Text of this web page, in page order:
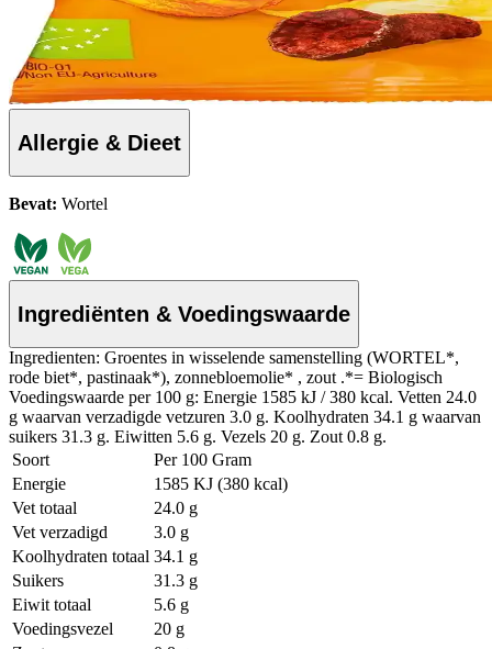
Allergie & Dieet
Bevat: Wortel
Ingrediënten & Voedingswaarde
Ingredienten: Groentes in wisselende samenstelling (WORTEL*,
rode biet*, pastinaak*), zonnebloemolie* , zout .*= Biologisch
Voedingswaarde per 100 g: Energie 1585 kJ / 380 kcal. Vetten 24.0
g waarvan verzadigde vetzuren 3.0 g. Koolhydraten 34.1 g waarvan
suikers 31.3 g. Eiwitten 5.6 g. Vezels 20 g. Zout 0.8 g.
Soort
Per 100 Gram
Energie
1585 KJ (380 kcal)
Vet totaal
24.0 g
Vet verzadigd
3.0 g
Koolhydraten totaal 34.1 g
Suikers
31.3 g
Eiwit totaal
5.6 g
Voedingsvezel
20 g